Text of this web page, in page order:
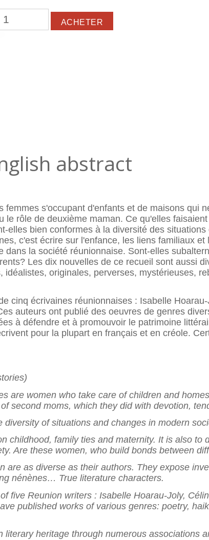
abstract
femmes s'occupant d'enfants et de maisons qui
le rôle de deuxième maman. Ce qu'elles
elles bien conformes à la diversité des
c'est écrire sur l'enfance, les liens familiaux
dans la société réunionnaise. Sont-elles
Les dix nouvelles de ce recueil sont aussi
idéalistes, originales, perverses, mystérieuses,
cinq écrivaines réunionnaises : Isabelle
auteurs ont publié des oeuvres de genres
à défendre et à promouvoir le patrimoine
pour la plupart en français et en créole.
are women who take care of children and
second moms, which they did with devotion,
diversity of situations and changes in modern
childhood, family ties and maternity. It is also to
Are these women, who build bonds between
are as diverse as their authors. They expose
nénènes… True literature characters.
five Reunion writers : Isabelle Hoarau-Joly,
published works of various genres: poetry,
literary heritage through numerous associations